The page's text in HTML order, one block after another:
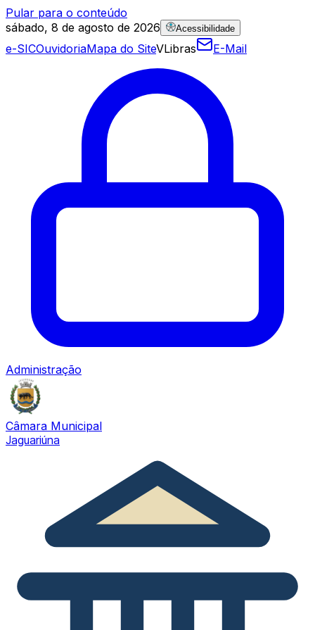
Pular para o conteúdo
sábado, 8 de agosto de 2026
Acessibilidade
e-SICOuvidoriaMapa do SiteVLibras E-Mail
Administração
Câmara Municipal
Jaguariúna